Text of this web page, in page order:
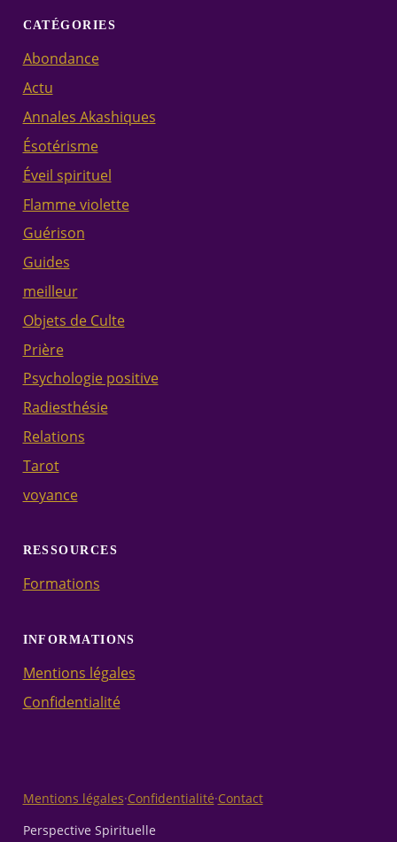
CATÉGORIES
Abondance
Actu
Annales Akashiques
Ésotérisme
Éveil spirituel
Flamme violette
Guérison
Guides
meilleur
Objets de Culte
Prière
Psychologie positive
Radiesthésie
Relations
Tarot
voyance
RESSOURCES
Formations
INFORMATIONS
Mentions légales
Confidentialité
Mentions légales·Confidentialité·Contact
Perspective Spirituelle